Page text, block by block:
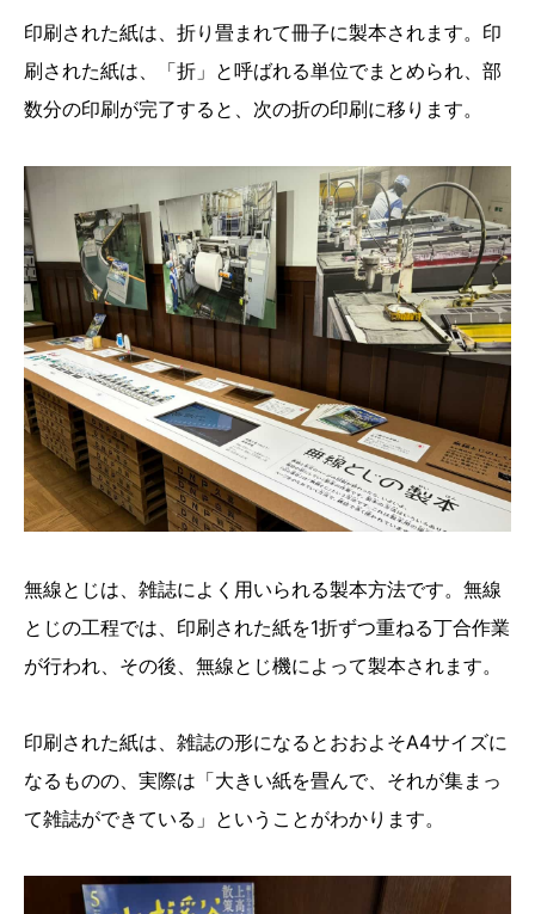
印刷された紙は、折り畳まれて冊子に製本されます。印
刷された紙は、「折」と呼ばれる単位でまとめられ、部
数分の印刷が完了すると、次の折の印刷に移ります。
無線とじは、雑誌によく用いられる製本方法です。無線
とじの工程では、印刷された紙を1折ずつ重ねる丁合作業
が行われ、その後、無線とじ機によって製本されます。
印刷された紙は、雑誌の形になるとおおよそA4サイズに
なるものの、実際は「大きい紙を畳んで、それが集まっ
て雑誌ができている」ということがわかります。